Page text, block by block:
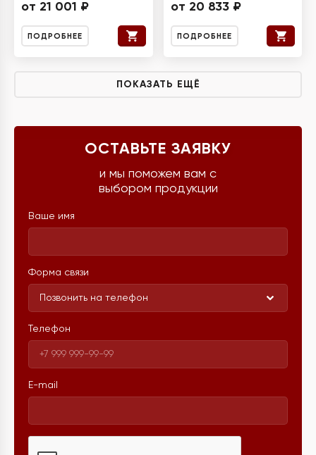
от 21 001 ₽
ПОДРОБНЕЕ
от 20 833 ₽
ПОДРОБНЕЕ
ПОКАЗАТЬ ЕЩЁ
ОСТАВЬТЕ ЗАЯВКУ
и мы поможем вам с
выбором продукции
Ваше имя
Форма связи
Позвонить на телефон
Телефон
E-mail